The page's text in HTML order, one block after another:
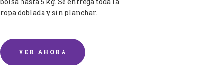
ropa doblada y sin planchar.
VER AHORA